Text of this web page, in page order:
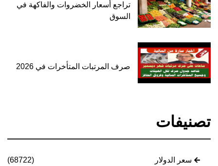
تراجع أسعار الخضروات والفاكهة في
السوق
صرف المرتبات المتأخرات في 2026
تصنيفات
سعر الدولار (68722)